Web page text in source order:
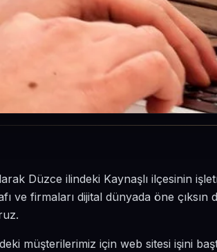
Düzce ilindeki Kaynaşlı ilçesinin
ve firmaları dijital dünyada öne
müşterilerimiz için web sitesi işini